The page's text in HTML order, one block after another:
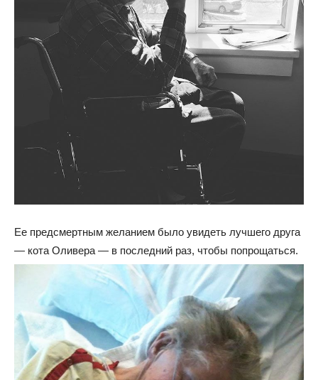
Ее предсмертным желанием было увидеть лучшего друга
— кота Оливера — в последний раз, чтобы попрощаться.